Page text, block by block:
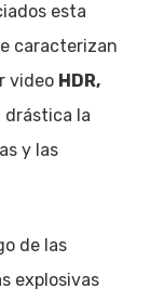
esta
caracterizan
video HDR,
la
y las
de las
explosivas